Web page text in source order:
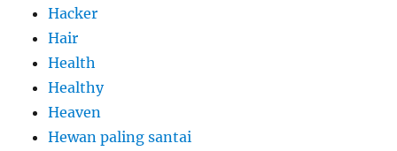
Hacker
Hair
Health
Healthy
Heaven
Hewan paling santai